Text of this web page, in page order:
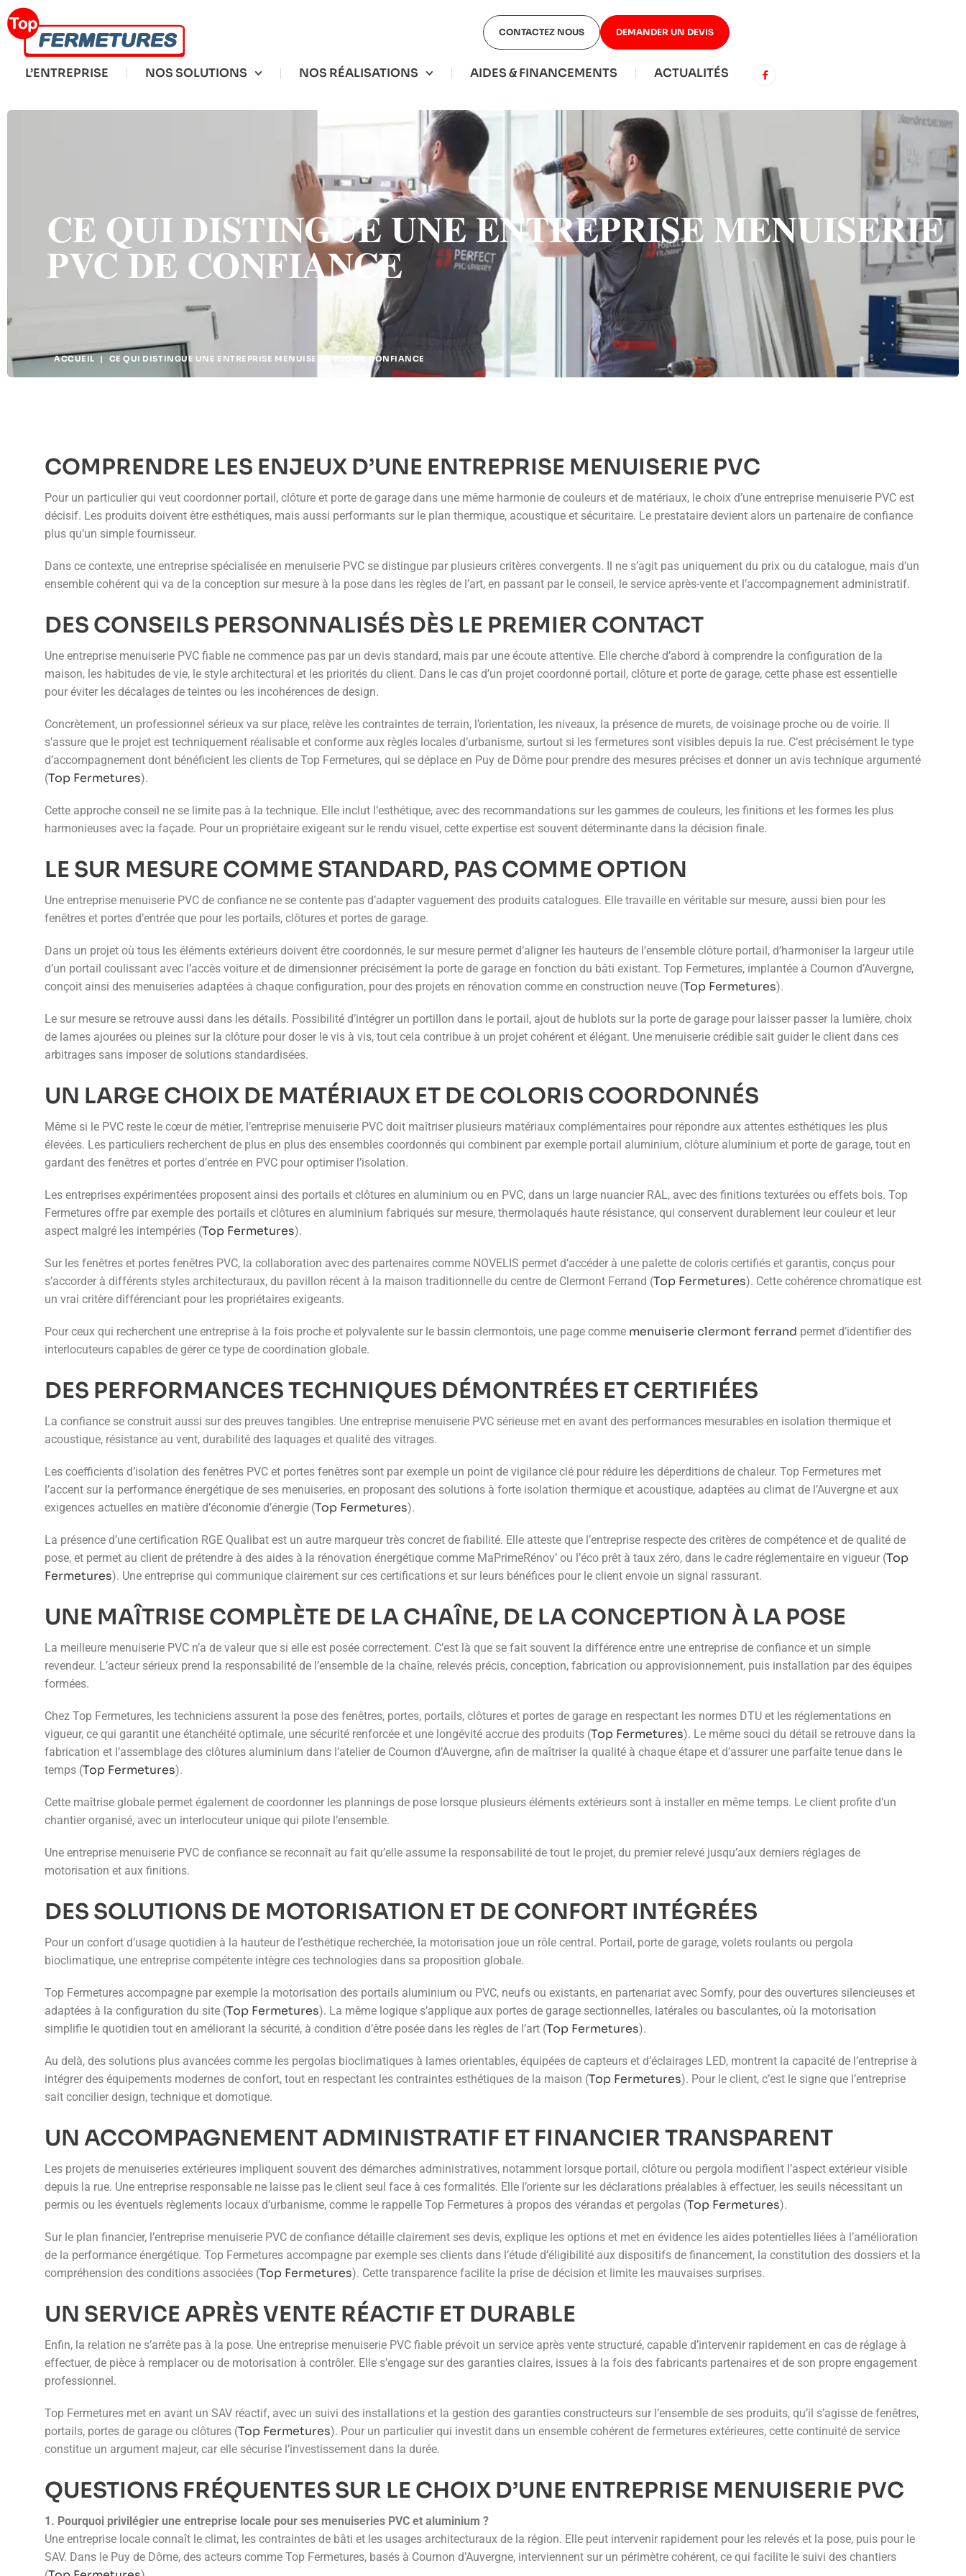
CONTACTEZ NOUS DEMANDER UN DEVIS
L’ENTREPRISE NOS SOLUTIONS NOS RÉALISATIONS AIDES & FINANCEMENTS ACTUALITÉS
CE QUI DISTINGUE UNE ENTREPRISE MENUISERIE
PVC DE CONFIANCE
ACCUEIL | CE QUI DISTINGUE UNE ENTREPRISE MENUISERIE PVC DE CONFIANCE
COMPRENDRE LES ENJEUX D’UNE ENTREPRISE MENUISERIE PVC
Pour un particulier qui veut coordonner portail, clôture et porte de garage dans une même harmonie de couleurs et de matériaux, le choix d’une entreprise menuiserie PVC est
décisif. Les produits doivent être esthétiques, mais aussi performants sur le plan thermique, acoustique et sécuritaire. Le prestataire devient alors un partenaire de confiance
plus qu’un simple fournisseur.
Dans ce contexte, une entreprise spécialisée en menuiserie PVC se distingue par plusieurs critères convergents. Il ne s’agit pas uniquement du prix ou du catalogue, mais d’un
ensemble cohérent qui va de la conception sur mesure à la pose dans les règles de l’art, en passant par le conseil, le service après-vente et l’accompagnement administratif.
DES CONSEILS PERSONNALISÉS DÈS LE PREMIER CONTACT
Une entreprise menuiserie PVC fiable ne commence pas par un devis standard, mais par une écoute attentive. Elle cherche d’abord à comprendre la configuration de la
maison, les habitudes de vie, le style architectural et les priorités du client. Dans le cas d’un projet coordonné portail, clôture et porte de garage, cette phase est essentielle
pour éviter les décalages de teintes ou les incohérences de design.
Concrètement, un professionnel sérieux va sur place, relève les contraintes de terrain, l’orientation, les niveaux, la présence de murets, de voisinage proche ou de voirie. Il
s’assure que le projet est techniquement réalisable et conforme aux règles locales d’urbanisme, surtout si les fermetures sont visibles depuis la rue. C’est précisément le type
d’accompagnement dont bénéficient les clients de Top Fermetures, qui se déplace en Puy de Dôme pour prendre des mesures précises et donner un avis technique argumenté
(Top Fermetures).
Cette approche conseil ne se limite pas à la technique. Elle inclut l’esthétique, avec des recommandations sur les gammes de couleurs, les finitions et les formes les plus
harmonieuses avec la façade. Pour un propriétaire exigeant sur le rendu visuel, cette expertise est souvent déterminante dans la décision finale.
LE SUR MESURE COMME STANDARD, PAS COMME OPTION
Une entreprise menuiserie PVC de confiance ne se contente pas d’adapter vaguement des produits catalogues. Elle travaille en véritable sur mesure, aussi bien pour les
fenêtres et portes d’entrée que pour les portails, clôtures et portes de garage.
Dans un projet où tous les éléments extérieurs doivent être coordonnés, le sur mesure permet d’aligner les hauteurs de l’ensemble clôture portail, d’harmoniser la largeur utile
d’un portail coulissant avec l’accès voiture et de dimensionner précisément la porte de garage en fonction du bâti existant. Top Fermetures, implantée à Cournon d’Auvergne,
conçoit ainsi des menuiseries adaptées à chaque configuration, pour des projets en rénovation comme en construction neuve (Top Fermetures).
Le sur mesure se retrouve aussi dans les détails. Possibilité d’intégrer un portillon dans le portail, ajout de hublots sur la porte de garage pour laisser passer la lumière, choix
de lames ajourées ou pleines sur la clôture pour doser le vis à vis, tout cela contribue à un projet cohérent et élégant. Une menuiserie crédible sait guider le client dans ces
arbitrages sans imposer de solutions standardisées.
UN LARGE CHOIX DE MATÉRIAUX ET DE COLORIS COORDONNÉS
Même si le PVC reste le cœur de métier, l’entreprise menuiserie PVC doit maîtriser plusieurs matériaux complémentaires pour répondre aux attentes esthétiques les plus
élevées. Les particuliers recherchent de plus en plus des ensembles coordonnés qui combinent par exemple portail aluminium, clôture aluminium et porte de garage, tout en
gardant des fenêtres et portes d’entrée en PVC pour optimiser l’isolation.
Les entreprises expérimentées proposent ainsi des portails et clôtures en aluminium ou en PVC, dans un large nuancier RAL, avec des finitions texturées ou effets bois. Top
Fermetures offre par exemple des portails et clôtures en aluminium fabriqués sur mesure, thermolaqués haute résistance, qui conservent durablement leur couleur et leur
aspect malgré les intempéries (Top Fermetures).
Sur les fenêtres et portes fenêtres PVC, la collaboration avec des partenaires comme NOVELIS permet d’accéder à une palette de coloris certifiés et garantis, conçus pour
s’accorder à différents styles architecturaux, du pavillon récent à la maison traditionnelle du centre de Clermont Ferrand (Top Fermetures). Cette cohérence chromatique est
un vrai critère différenciant pour les propriétaires exigeants.
Pour ceux qui recherchent une entreprise à la fois proche et polyvalente sur le bassin clermontois, une page comme menuiserie clermont ferrand permet d’identifier des
interlocuteurs capables de gérer ce type de coordination globale.
DES PERFORMANCES TECHNIQUES DÉMONTRÉES ET CERTIFIÉES
La confiance se construit aussi sur des preuves tangibles. Une entreprise menuiserie PVC sérieuse met en avant des performances mesurables en isolation thermique et
acoustique, résistance au vent, durabilité des laquages et qualité des vitrages.
Les coefficients d’isolation des fenêtres PVC et portes fenêtres sont par exemple un point de vigilance clé pour réduire les déperditions de chaleur. Top Fermetures met
l’accent sur la performance énergétique de ses menuiseries, en proposant des solutions à forte isolation thermique et acoustique, adaptées au climat de l’Auvergne et aux
exigences actuelles en matière d’économie d’énergie (Top Fermetures).
La présence d’une certification RGE Qualibat est un autre marqueur très concret de fiabilité. Elle atteste que l’entreprise respecte des critères de compétence et de qualité de
pose, et permet au client de prétendre à des aides à la rénovation énergétique comme MaPrimeRénov’ ou l’éco prêt à taux zéro, dans le cadre réglementaire en vigueur (Top
Fermetures). Une entreprise qui communique clairement sur ces certifications et sur leurs bénéfices pour le client envoie un signal rassurant.
UNE MAÎTRISE COMPLÈTE DE LA CHAÎNE, DE LA CONCEPTION À LA POSE
La meilleure menuiserie PVC n’a de valeur que si elle est posée correctement. C’est là que se fait souvent la différence entre une entreprise de confiance et un simple
revendeur. L’acteur sérieux prend la responsabilité de l’ensemble de la chaîne, relevés précis, conception, fabrication ou approvisionnement, puis installation par des équipes
formées.
Chez Top Fermetures, les techniciens assurent la pose des fenêtres, portes, portails, clôtures et portes de garage en respectant les normes DTU et les réglementations en
vigueur, ce qui garantit une étanchéité optimale, une sécurité renforcée et une longévité accrue des produits (Top Fermetures). Le même souci du détail se retrouve dans la
fabrication et l’assemblage des clôtures aluminium dans l’atelier de Cournon d’Auvergne, afin de maîtriser la qualité à chaque étape et d’assurer une parfaite tenue dans le
temps (Top Fermetures).
Cette maîtrise globale permet également de coordonner les plannings de pose lorsque plusieurs éléments extérieurs sont à installer en même temps. Le client profite d’un
chantier organisé, avec un interlocuteur unique qui pilote l’ensemble.
Une entreprise menuiserie PVC de confiance se reconnaît au fait qu’elle assume la responsabilité de tout le projet, du premier relevé jusqu’aux derniers réglages de
motorisation et aux finitions.
DES SOLUTIONS DE MOTORISATION ET DE CONFORT INTÉGRÉES
Pour un confort d’usage quotidien à la hauteur de l’esthétique recherchée, la motorisation joue un rôle central. Portail, porte de garage, volets roulants ou pergola
bioclimatique, une entreprise compétente intègre ces technologies dans sa proposition globale.
Top Fermetures accompagne par exemple la motorisation des portails aluminium ou PVC, neufs ou existants, en partenariat avec Somfy, pour des ouvertures silencieuses et
adaptées à la configuration du site (Top Fermetures). La même logique s’applique aux portes de garage sectionnelles, latérales ou basculantes, où la motorisation
simplifie le quotidien tout en améliorant la sécurité, à condition d’être posée dans les règles de l’art (Top Fermetures).
Au delà, des solutions plus avancées comme les pergolas bioclimatiques à lames orientables, équipées de capteurs et d’éclairages LED, montrent la capacité de l’entreprise à
intégrer des équipements modernes de confort, tout en respectant les contraintes esthétiques de la maison (Top Fermetures). Pour le client, c’est le signe que l’entreprise
sait concilier design, technique et domotique.
UN ACCOMPAGNEMENT ADMINISTRATIF ET FINANCIER TRANSPARENT
Les projets de menuiseries extérieures impliquent souvent des démarches administratives, notamment lorsque portail, clôture ou pergola modifient l’aspect extérieur visible
depuis la rue. Une entreprise responsable ne laisse pas le client seul face à ces formalités. Elle l’oriente sur les déclarations préalables à effectuer, les seuils nécessitant un
permis ou les éventuels règlements locaux d’urbanisme, comme le rappelle Top Fermetures à propos des vérandas et pergolas (Top Fermetures).
Sur le plan financier, l’entreprise menuiserie PVC de confiance détaille clairement ses devis, explique les options et met en évidence les aides potentielles liées à l’amélioration
de la performance énergétique. Top Fermetures accompagne par exemple ses clients dans l’étude d’éligibilité aux dispositifs de financement, la constitution des dossiers et la
compréhension des conditions associées (Top Fermetures). Cette transparence facilite la prise de décision et limite les mauvaises surprises.
UN SERVICE APRÈS VENTE RÉACTIF ET DURABLE
Enfin, la relation ne s’arrête pas à la pose. Une entreprise menuiserie PVC fiable prévoit un service après vente structuré, capable d’intervenir rapidement en cas de réglage à
effectuer, de pièce à remplacer ou de motorisation à contrôler. Elle s’engage sur des garanties claires, issues à la fois des fabricants partenaires et de son propre engagement
professionnel.
Top Fermetures met en avant un SAV réactif, avec un suivi des installations et la gestion des garanties constructeurs sur l’ensemble de ses produits, qu’il s’agisse de fenêtres,
portails, portes de garage ou clôtures (Top Fermetures). Pour un particulier qui investit dans un ensemble cohérent de fermetures extérieures, cette continuité de service
constitue un argument majeur, car elle sécurise l’investissement dans la durée.
QUESTIONS FRÉQUENTES SUR LE CHOIX D’UNE ENTREPRISE MENUISERIE PVC
1. Pourquoi privilégier une entreprise locale pour ses menuiseries PVC et aluminium ?
Une entreprise locale connaît le climat, les contraintes de bâti et les usages architecturaux de la région. Elle peut intervenir rapidement pour les relevés et la pose, puis pour le
SAV. Dans le Puy de Dôme, des acteurs comme Top Fermetures, basés à Cournon d’Auvergne, interviennent sur un périmètre cohérent, ce qui facilite le suivi des chantiers